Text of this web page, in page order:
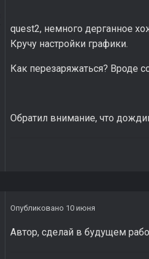
quest2, немного дерганное
Кручу настройки графики.
Как перезаряжаться? Вроде
Обратил внимание, что
Опубликовано 10 июня
Автор, сделай в будущем